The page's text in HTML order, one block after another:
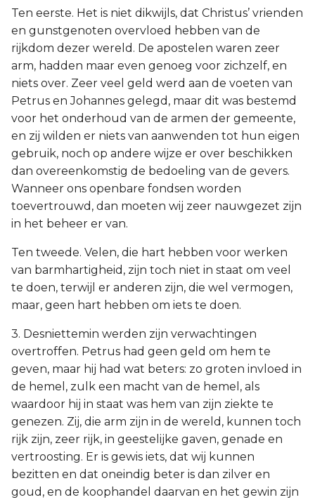
Ten eerste. Het is niet dikwijls, dat Christus’ vrienden
en gunstgenoten overvloed hebben van de
rijkdom dezer wereld. De apostelen waren zeer
arm, hadden maar even genoeg voor zichzelf, en
niets over. Zeer veel geld werd aan de voeten van
Petrus en Johannes gelegd, maar dit was bestemd
voor het onderhoud van de armen der gemeente,
en zij wilden er niets van aanwenden tot hun eigen
gebruik, noch op andere wijze er over beschikken
dan overeenkomstig de bedoeling van de gevers.
Wanneer ons openbare fondsen worden
toevertrouwd, dan moeten wij zeer nauwgezet zijn
in het beheer er van.
Ten tweede. Velen, die hart hebben voor werken
van barmhartigheid, zijn toch niet in staat om veel
te doen, terwijl er anderen zijn, die wel vermogen,
maar, geen hart hebben om iets te doen.
3. Desniettemin werden zijn verwachtingen
overtroffen. Petrus had geen geld om hem te
geven, maar hij had wat beters: zo groten invloed in
de hemel, zulk een macht van de hemel, als
waardoor hij in staat was hem van zijn ziekte te
genezen. Zij, die arm zijn in de wereld, kunnen toch
rijk zijn, zeer rijk, in geestelijke gaven, genade en
vertroosting. Er is gewis iets, dat wij kunnen
bezitten en dat oneindig beter is dan zilver en
goud, en de koophandel daarvan en het gewin zijn